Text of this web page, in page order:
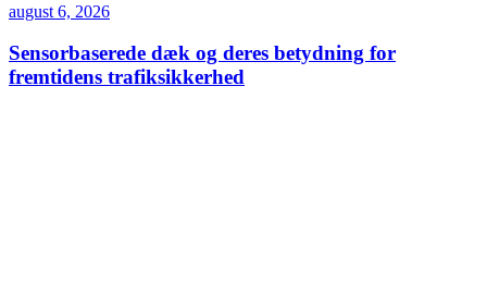
august 6, 2026
Sensorbaserede dæk og deres betydning for
fremtidens trafiksikkerhed